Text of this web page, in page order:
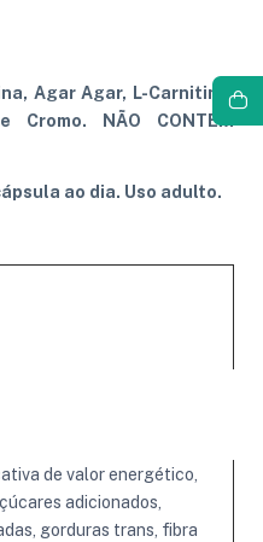
Agar Agar, L-Carnitina,
NÃO CONTÉM
ao dia. Uso adulto.
de valor energético,
adicionados,
gorduras trans, fibra